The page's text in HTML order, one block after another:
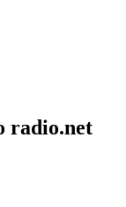
radio.net